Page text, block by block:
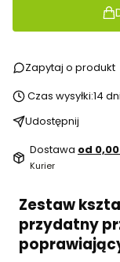
Zapytaj o produkt
Czas wysyłki:14
Udostępnij
Dostawa od 0,00
Kurier
Zestaw
przydatny